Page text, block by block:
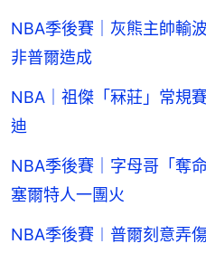
NBA季後賽｜灰熊主帥輸
非普爾造成
NBA｜祖傑「冧莊」常規
迪
NBA季後賽｜字母哥「奪
塞爾特人一團火
NBA季後賽︱普爾刻意弄